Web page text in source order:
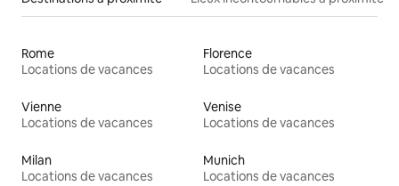
Rome
Locations de vacances
Florence
Locations de vacances
Vienne
Locations de vacances
Venise
Locations de vacances
Milan
Locations de vacances
Munich
Locations de vacances